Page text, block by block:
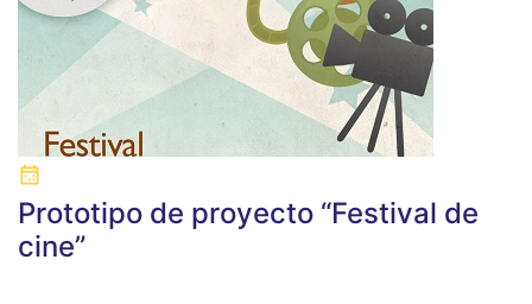
Prototipo de proyecto “Festival de
cine”